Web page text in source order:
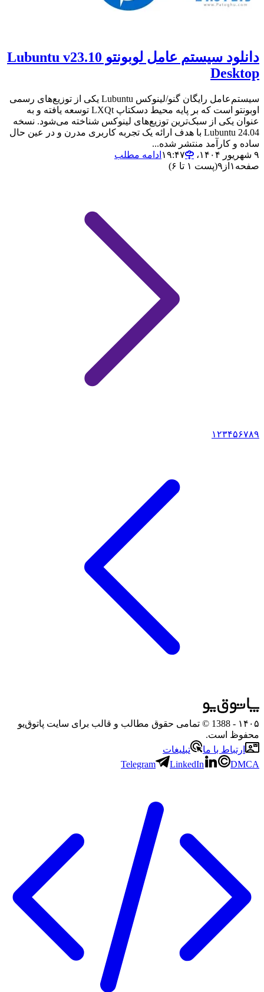
دانلود سیستم‌ عامل لوبونتو Lubuntu v23.10
Desktop
سیستم‌عامل رایگان گنو/لینوکس Lubuntu یکی از توزیع‌های رسمی
اوبونتو است که بر پایه محیط دسکتاپ LXQt توسعه یافته و به
عنوان یکی از سبک‌ترین توزیع‌های لینوکس شناخته می‌شود. نسخه
24.04 Lubuntu با هدف ارائه یک تجربه کاربری مدرن و در عین حال
ساده و کارآمد منتشر شده...
۹ شهریور ۱۴۰۴،‏ ۱۹:۴۷
ادامه مطلب
صفحه ۱ از ۹(پست ۱ تا ۶)
۱۲۳۴۵۶۷۸۹
۱۴۰۵
- 1388 © تمامی حقوق مطالب و قالب برای سایت پاتوق‌یو
محفوظ است.
ارتباط با ما
تبلیغات
Telegram
LinkedIn DMCA